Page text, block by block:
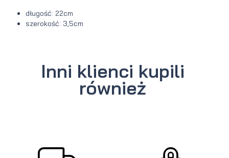
długość: 22cm
szerokość: 3,5cm
Inni klienci kupili
również